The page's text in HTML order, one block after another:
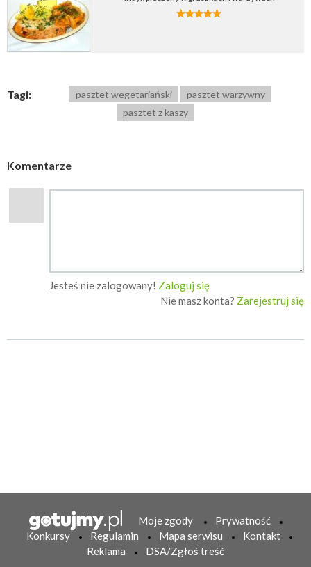
Tagi: pasztet wegetariański
pasztet warzywny
pasztet z kaszy
Komentarze
Jesteś nie zalogowany! Zaloguj się
Nie masz konta? Zarejestruj się
Moje zgody
Prywatność
Konkursy
Regulamin Mapa serwisu
Kontakt
Reklama
DSA/Zgłoś treść